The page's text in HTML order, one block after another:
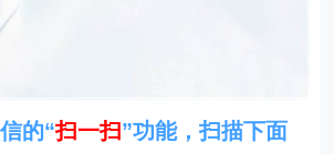
的“扫一扫”功能，扫描下面